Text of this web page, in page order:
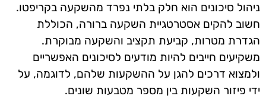
ניהול סיכונים הוא חלק בלתי נפרד מהשקעה בקריפטו.
חשוב להקים אסטרטגיית השקעה ברורה, הכוללת
הגדרת מטרות, קביעת תקציב והשקעה מבוקרת.
משקיעים חייבים להיות מודעים לסיכונים האפשריים
ולמצוא דרכים להגן על ההשקעות שלהם, לדוגמה, על
ידי פיזור השקעות בין מספר מטבעות שונים.